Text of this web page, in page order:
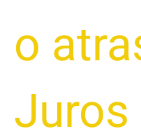
o
Juros